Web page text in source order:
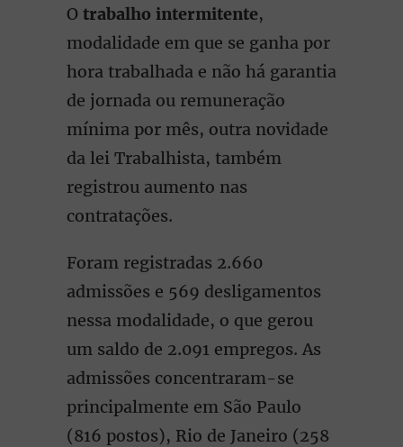
O trabalho intermitente,
modalidade em que se ganha por
hora trabalhada e não há garantia
de jornada ou remuneração
mínima por mês, outra novidade
da lei Trabalhista, também
registrou aumento nas
contratações.
Foram registradas 2.660
admissões e 569 desligamentos
nessa modalidade, o que gerou
um saldo de 2.091 empregos. As
admissões concentraram-se
principalmente em São Paulo
(816 postos), Rio de Janeiro (258